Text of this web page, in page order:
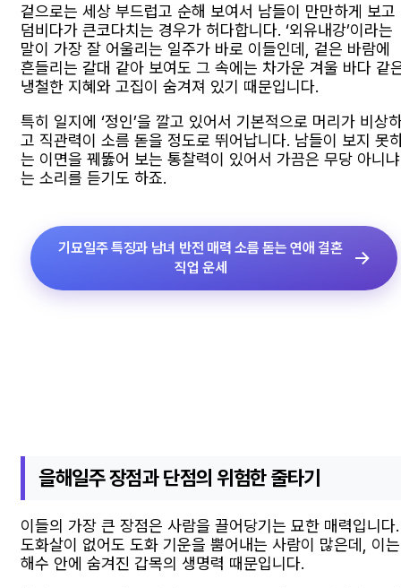
겉으로는 세상 부드럽고 순해 보여서 남들이 만만하게 보고
덤비다가 큰코다치는 경우가 허다합니다. ‘외유내강’이라는
말이 가장 잘 어울리는 일주가 바로 이들인데, 겉은 바람에
흔들리는 갈대 같아 보여도 그 속에는 차가운 겨울 바다 같
냉철한 지혜와 고집이 숨겨져 있기 때문입니다.
특히 일지에 ‘정인’을 깔고 있어서 기본적으로 머리가 비상
고 직관력이 소름 돋을 정도로 뛰어납니다. 남들이 보지 못
는 이면을 꿰뚫어 보는 통찰력이 있어서 가끔은 무당 아니냐
는 소리를 듣기도 하죠.
기묘일주 특징과 남녀 반전 매력 소름 돋는 연애 결혼
직업 운세
을해일주 장점과 단점의 위험한 줄타기
이들의 가장 큰 장점은 사람을 끌어당기는 묘한 매력입니다.
도화살이 없어도 도화 기운을 뿜어내는 사람이 많은데, 이는
해수 안에 숨겨진 갑목의 생명력 때문입니다.